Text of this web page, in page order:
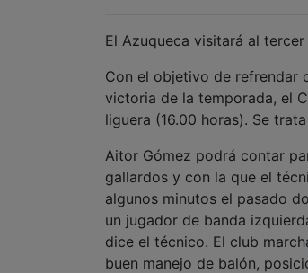
El Azuqueca visitará al
Con el objetivo de refrendar
victoria de la temporada, el
liguera (16.00 horas). Se
Aitor Gómez podrá contar
gallardos y con la que el
algunos minutos el pasado
un jugador de banda
dice el técnico. El club
buen manejo de balón,